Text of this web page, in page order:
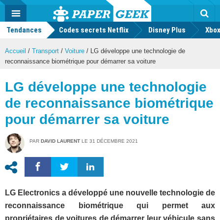
Actu
geek
MENU
Tendances Codes secrets Netflix Disney Plus
Accueil / Transport / Voiture / LG développe une technologie de
reconnaissance biométrique pour démarrer sa voiture
LG développe une technologie
de reconnaissance biométrique
pour démarrer sa voiture
PAR DAVID LAURENT LE 31 DÉCEMBRE 2021
LG Electronics a développé une nouvelle technologie de
reconnaissance biométrique qui permet aux
propriétaires de voitures de démarrer leur véhicule sans
Mode
FacebookTwitter Youtube